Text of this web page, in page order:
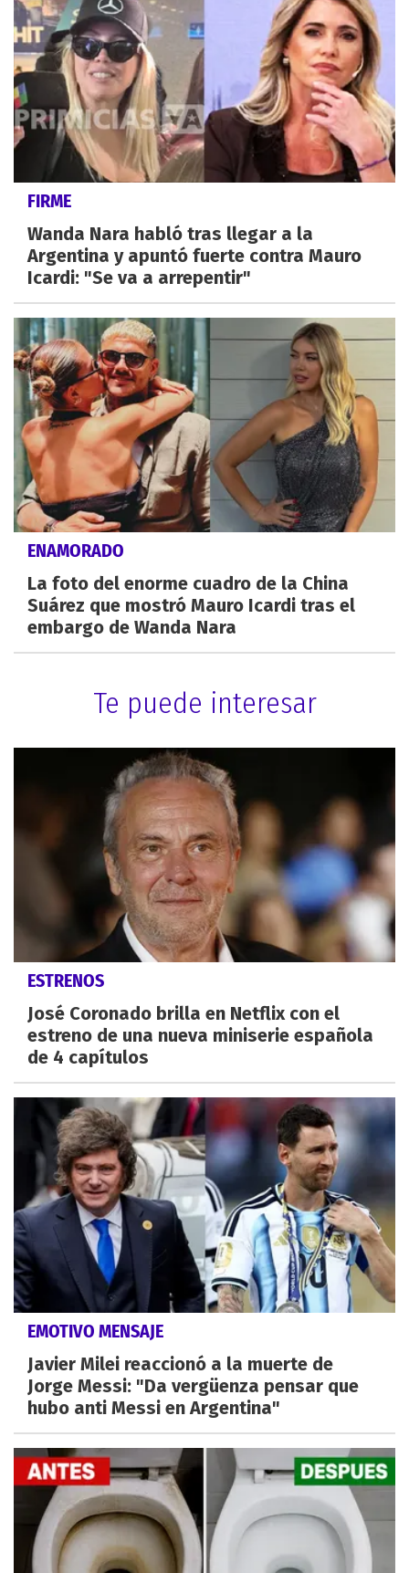
FIRME
Wanda Nara habló tras llegar a la
Argentina y apuntó fuerte contra Mauro
Icardi: "Se va a arrepentir"
ENAMORADO
La foto del enorme cuadro de la China
Suárez que mostró Mauro Icardi tras el
embargo de Wanda Nara
Te puede interesar
ESTRENOS
José Coronado brilla en Netflix con el
estreno de una nueva miniserie española
de 4 capítulos
EMOTIVO MENSAJE
Javier Milei reaccionó a la muerte de
Jorge Messi: "Da vergüenza pensar que
hubo anti Messi en Argentina"